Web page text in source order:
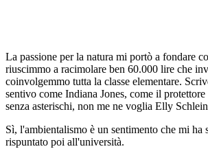
La passione per la natura mi portò a fondare
riuscimmo a racimolare ben 60.000 lire che
coinvolgemmo tutta la classe elementare.
sentivo come Indiana Jones, come il
senza asterischi, non me ne voglia Elly
Sì, l'ambientalismo è un sentimento che mi
rispuntato poi all'università.